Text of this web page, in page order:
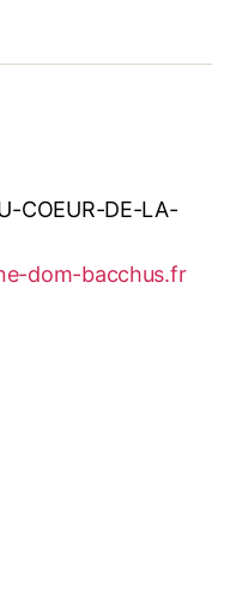
COEUR-DE-LA-
dom-bacchus.fr